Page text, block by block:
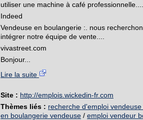
utiliser une machine à café professionnelle....
Indeed
Vendeuse en boulangerie :. nous
intégrer notre équipe de vente....
vivastreet.com
Bonjour...
Lire la suite
Site : http://emplois.wickedin-fr.com
Thèmes liés : recherche d'emploi
en boulangerie vendeuse / emploi vendeur